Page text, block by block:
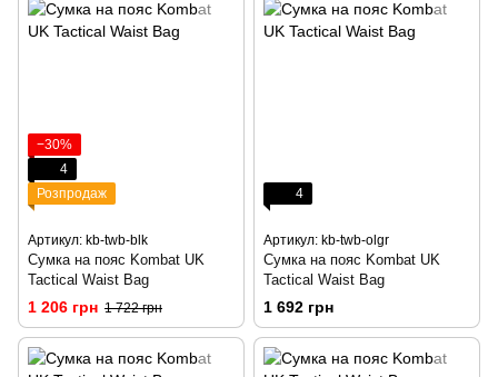
−30%
4
Розпродаж
Артикул: kb-twb-blk
Сумка на пояс Kombat UK
Tactical Waist Bag
1 206 грн 1 722 грн
4
Артикул: kb-twb-olgr
Сумка на пояс Kombat UK
Tactical Waist Bag
1 692 грн